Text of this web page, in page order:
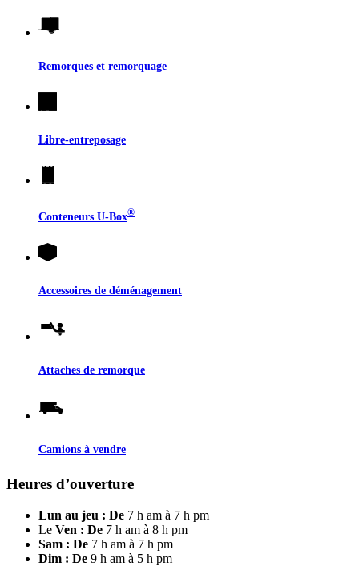
Remorques et remorquage
Libre-entreposage
Conteneurs U-Box®
Accessoires de déménagement
Attaches de remorque
Camions à vendre
Heures d’ouverture
Lun au jeu : De 7 h am à 7 h pm
Le Ven : De 7 h am à 8 h pm
Sam : De 7 h am à 7 h pm
Dim : De 9 h am à 5 h pm